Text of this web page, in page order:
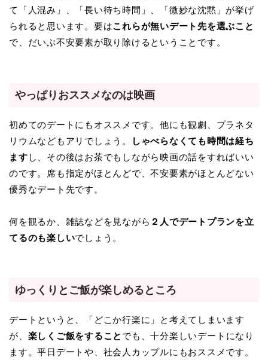
て「人混み」、「長い待ち時間」、「微妙な沈黙」が挙げ
られると思います。要はこれらが無いデート先を選ぶこと
で、だいぶ不安要素が取り除けるということです。
やっぱりおススメなのは映画
初めてのデートにもオススメです。他にも観劇、プラネタ
リウムなどもアリでしょう。
しゃべらなくても時間は経ち
ます し、その後はお茶でもしながら映画の話をすればいい
のです。席も指定がほとんどで、不安要素がほとんどない
優秀なデート先です。
何を観るか、雑誌などを見ながら ２人でデートプランを立
てるのも楽しいでしょう。
ゆっくりとご飯が楽しめるところ
デートというと、「どこか行楽に」と考えてしまいます
が、 楽しくご飯をすること でも、十分楽しいデートになり
ます。平日デートや、社会人カップルにもおススメです。